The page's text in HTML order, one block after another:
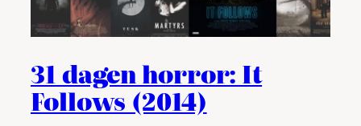
31 dagen horror: It
Follows (2014)